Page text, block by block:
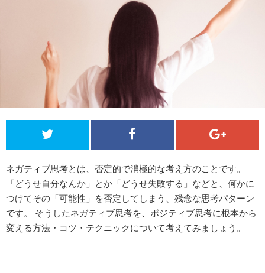
ネガティブ思考とは、否定的で消極的な考え方のことです。
「どうせ自分なんか」とか「どうせ失敗する」などと、何かに
つけてその「可能性」を否定してしまう、残念な思考パターン
です。 そうしたネガティブ思考を、ポジティブ思考に根本から
変える方法・コツ・テクニックについて考えてみましょう。